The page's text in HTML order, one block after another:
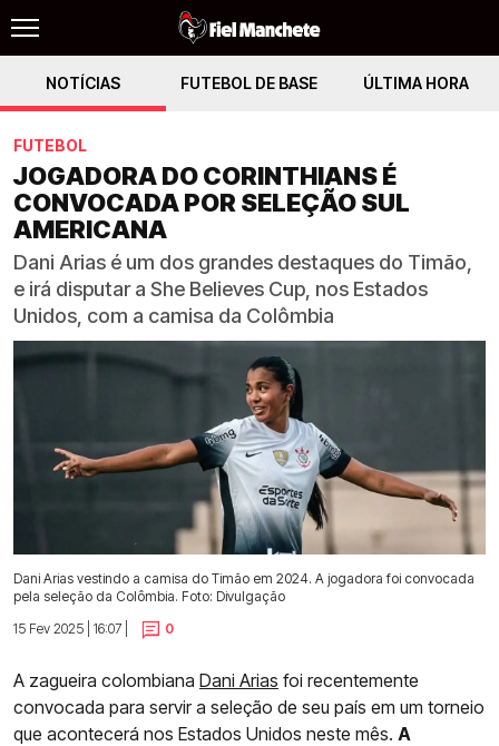
NOTÍCIAS FUTEBOL DE BASE ÚLTIMA HORA
FUTEBOL
JOGADORA DO CORINTHIANS É
CONVOCADA POR SELEÇÃO SUL
AMERICANA
Dani Arias é um dos grandes destaques do Timão,
e irá disputar a She Believes Cup, nos Estados
Unidos, com a camisa da Colômbia
Dani Arias vestindo a camisa do Timão em 2024. A jogadora foi convocada
pela seleção da Colômbia. Foto: Divulgação
15 Fev 2025 | 16:07 |
0
A zagueira colombiana Dani Arias foi recentemente
convocada para servir a seleção de seu país em um torneio
que acontecerá nos Estados Unidos neste mês. A